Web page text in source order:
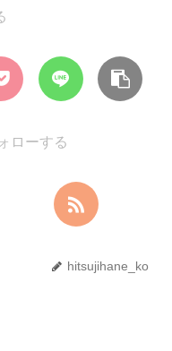
ローする
hitsujihane_ko